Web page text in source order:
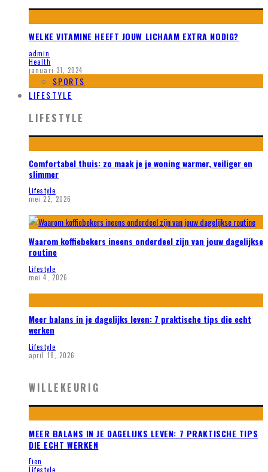
WELKE VITAMINE HEEFT JOUW LICHAAM EXTRA NODIG?
admin
Health
januari 31, 2024
SPORTS
LIFESTYLE
LIFESTYLE
Comfortabel thuis: zo maak je je woning warmer, veiliger en
slimmer
Lifestyle
mei 22, 2026
Waarom koffiebekers ineens onderdeel zijn van jouw dagelijkse
routine
Lifestyle
mei 4, 2026
Meer balans in je dagelijks leven: 7 praktische tips die echt
werken
Lifestyle
april 18, 2026
WILLEKEURIG
MEER BALANS IN JE DAGELIJKS LEVEN: 7 PRAKTISCHE TIPS
DIE ECHT WERKEN
Fien
Lifestyle